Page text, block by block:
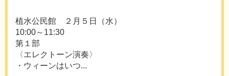
植水公民館 ２月５日（水）
10:00～11:30
第１部
〈エレクトーン演奏〉
・ウィーンはいつ...